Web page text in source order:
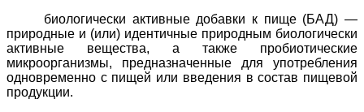
биологически активные добавки к пище (БАД) —
природные и (или) идентичные природным биологически
активные вещества, а также пробиотические
микроорганизмы, предназначенные для употребления
одновременно с пищей или введения в состав пищевой
продукции.